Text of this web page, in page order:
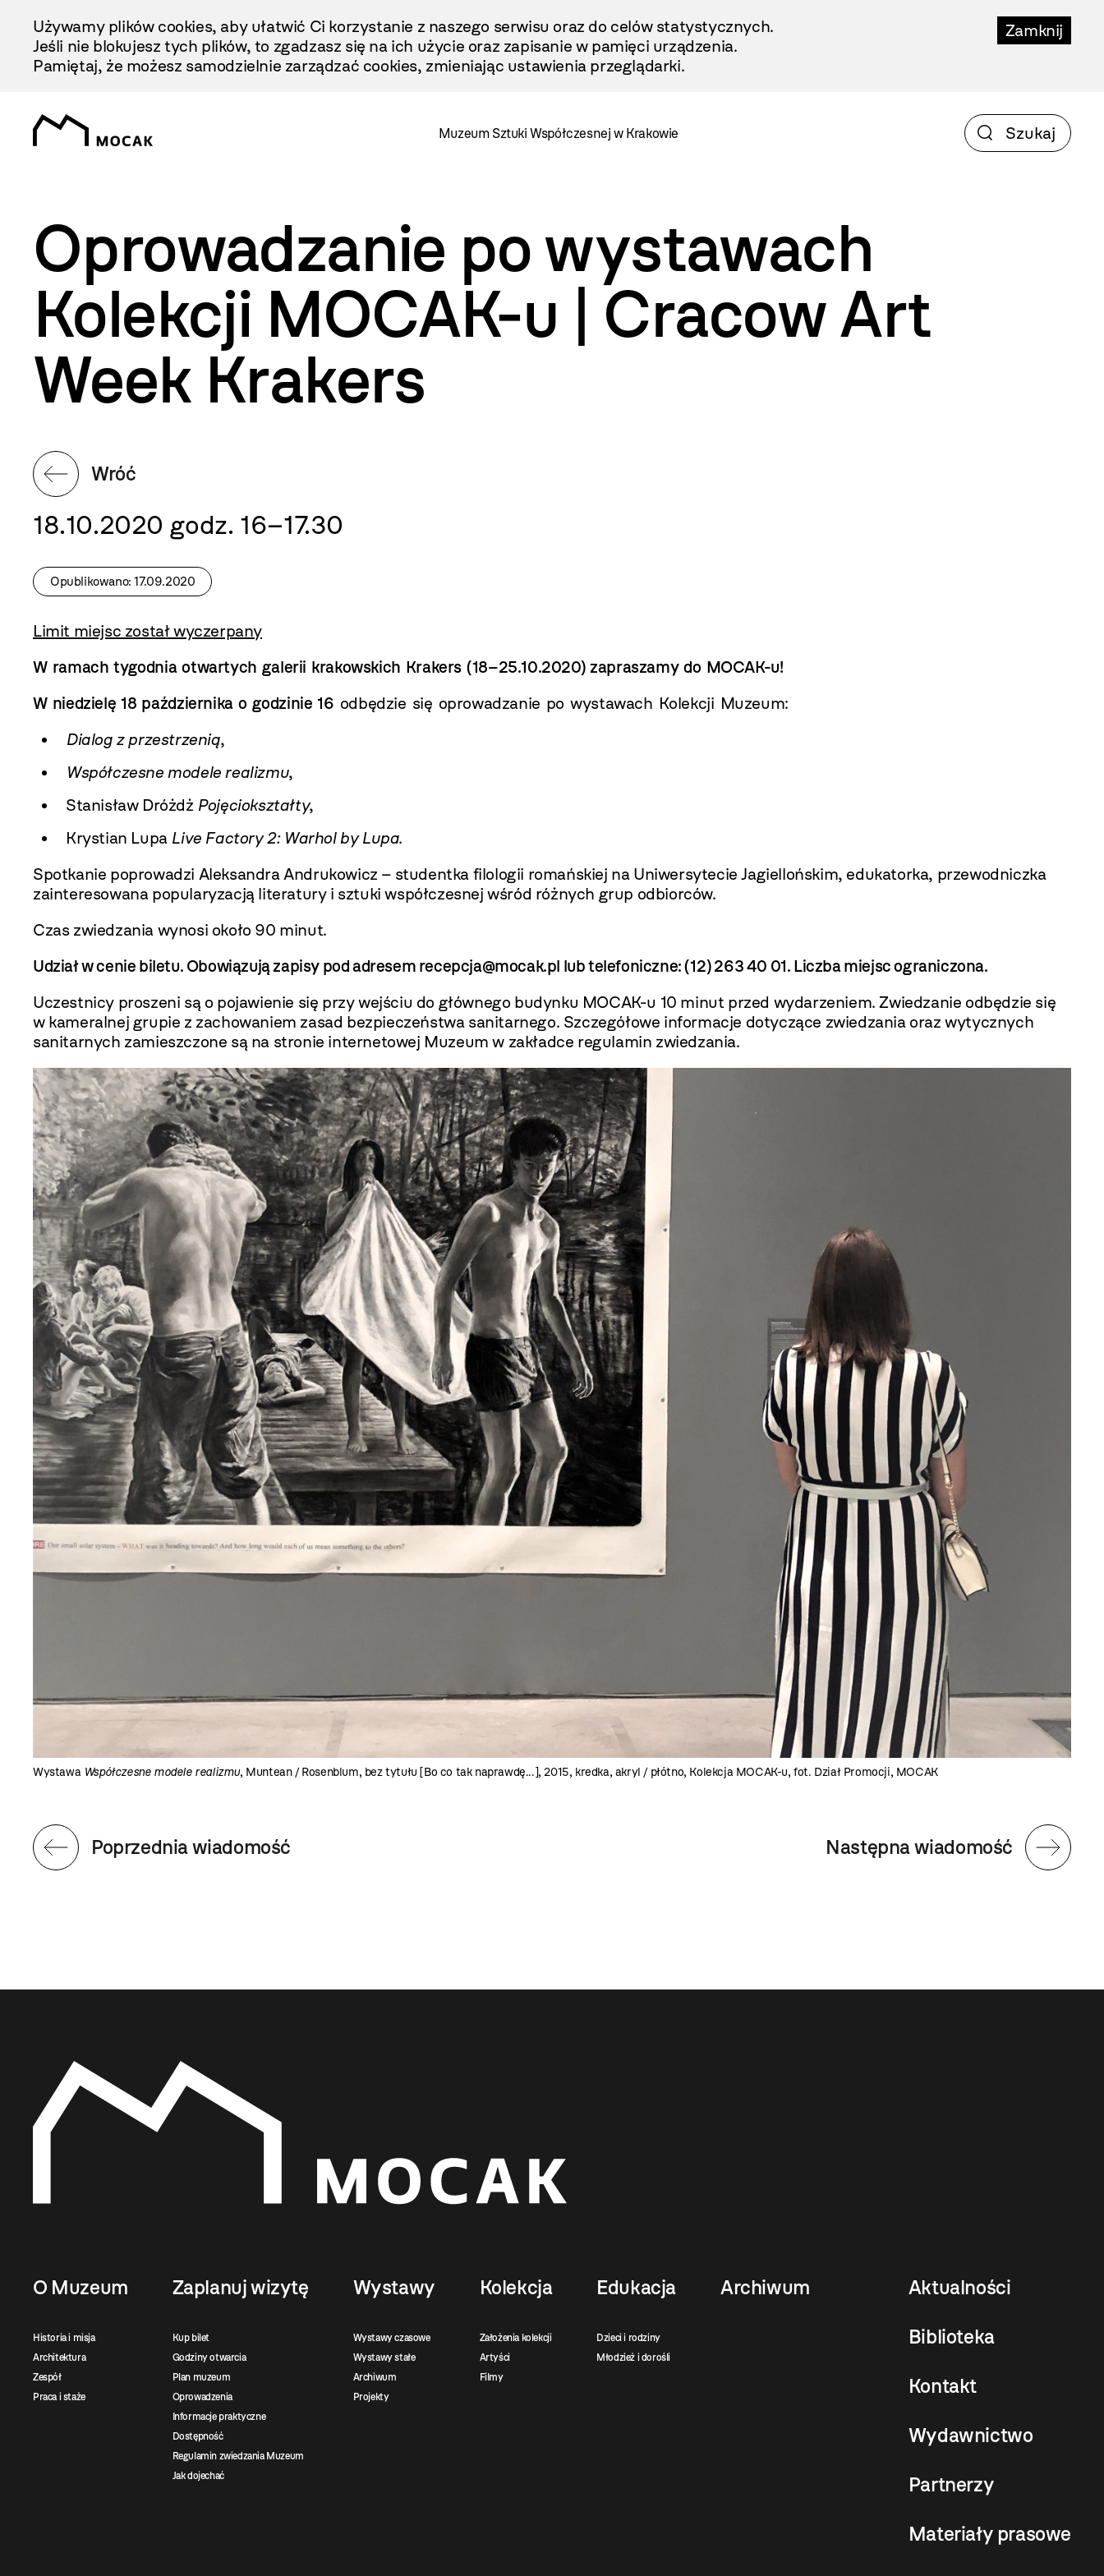
Treści
Zamknij
Używamy plików cookies, aby ułatwić Ci korzystanie z naszego serwisu oraz do celów statystycznych.
Jeśli nie blokujesz tych plików, to zgadzasz się na ich użycie oraz zapisanie w pamięci urządzenia.
Pamiętaj, że możesz samodzielnie zarządzać cookies, zmieniając ustawienia przeglądarki.
Muzeum Sztuki Współczesnej w Krakowie
Oprowadzanie po wystawach
Kolekcji MOCAK-u | Cracow Art
Week Krakers
Wróć
18.10.2020 godz. 16–17.30
Opublikowano: 17.09.2020
Limit miejsc został wyczerpany
W ramach tygodnia otwartych galerii krakowskich Krakers(18–25.10.2020) zapraszamy do MOCAK-u!
W niedzielę 18 października o godzinie 16 odbędzie się oprowadzanie po wystawach Kolekcji Muzeum:
Dialog z przestrzenią,
Współczesne modele realizmu,
Stanisław Dróżdż Pojęciokształty,
Krystian Lupa Live Factory 2: Warhol by Lupa.
Spotkanie poprowadzi Aleksandra Andrukowicz – studentka filologii romańskiej na Uniwersytecie Jagiellońskim, edukatorka, przewodniczka
zainteresowana popularyzacją literatury i sztuki współczesnej wśród różnych grup odbiorców.
Czas zwiedzania wynosi około 90 minut.
Udział w cenie biletu. Obowiązują zapisy pod adresem recepcja@mocak.pl lub telefoniczne: (12) 263 40 01. Liczba miejsc ograniczona.
Uczestnicy proszeni są o pojawienie się przy wejściu do głównego budynku MOCAK-u 10 minut przed wydarzeniem. Zwiedzanie odbędzie się
w kameralnej grupie z zachowaniem zasad bezpieczeństwa sanitarnego. Szczegółowe informacje dotyczące zwiedzania oraz wytycznych
sanitarnych zamieszczone są na stronie internetowej Muzeum w zakładce regulamin zwiedzania.
Wystawa Współczesne modele realizmu, Muntean / Rosenblum, bez tytułu [Bo co tak naprawdę...], 2015, kredka, akryl / płótno, Kolekcja MOCAK-u, fot. Dział Promocji, MOCAK
Następna wiadomość
Poprzednia wiadomość
O Muzeum
Historia i misja
Architektura
Zespół
Praca i staże
Zaplanuj wizytę
Kup bilet
Godziny otwarcia
Plan muzeum
Oprowadzenia
Informacje praktyczne
Dostępność
Regulamin zwiedzania Muzeum
Jak dojechać
Wystawy
Wystawy czasowe
Wystawy stałe
Archiwum
Projekty
Kolekcja
Założenia kolekcji
Artyści
Filmy
Edukacja
Dzieci i rodziny
Młodzież i dorośli
Archiwum Aktualności
Biblioteka
Kontakt
Wydawnictwo
Partnerzy
Materiały prasowe